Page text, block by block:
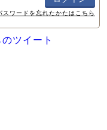
スワードを忘れたかたはこちら
ツイート